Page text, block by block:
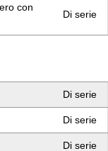
con
Di serie
Di serie
Di serie
Di serie